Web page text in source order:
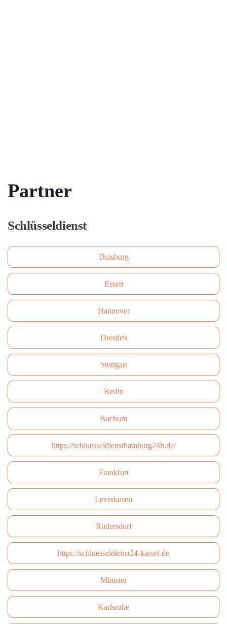
Partner
Schlüsseldienst
Duisburg
Essen
Hannover
Dresden
Stuttgart
Berlin
Bochum
https://schluesseldiensthamburg24h.de/
Frankfurt
Leverkusen
Rüdersdorf
https://schluesseldienst24-kassel.de
Münster
Karlsruhe